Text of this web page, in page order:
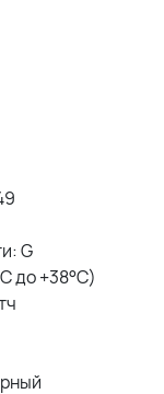
G
до +38°С)